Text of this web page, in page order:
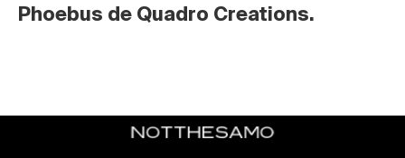
Phoebus de Quadro Creations.